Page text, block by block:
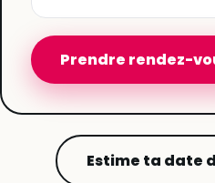
Prendre rendez-
Estime ta date